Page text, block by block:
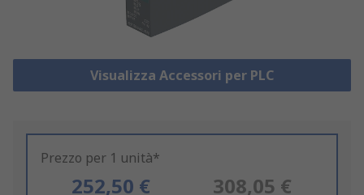
Visualizza Accessori per PLC
Prezzo per 1 unità*
252,50 € 308,05 €